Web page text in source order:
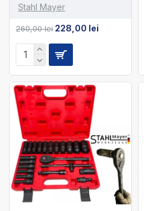
Stahl Mayer
260,00 lei 228,00 lei